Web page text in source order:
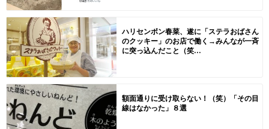
ハリセンボン春菜、遂に「ステラおばさん
のクッキー」のお店で働く→みんなが一斉
に突っ込んだこと（笑...
額面通りに受け取らない！（笑）「その目
線はなかった」８選